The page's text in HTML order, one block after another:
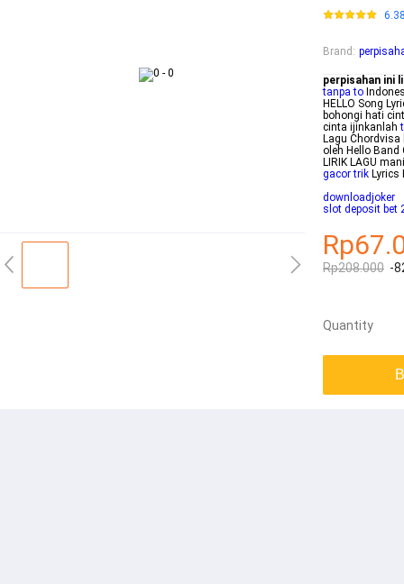
Brand :
perpisahan ini
tanpa to
HELLO Song
bohongi hati
cinta ijinkanlah
Lagu
oleh Hello Band
LIRIK LAGU
gacor trik Lyrics
downloadjoker
slot deposit bet
Rp208.000 -
Quantity